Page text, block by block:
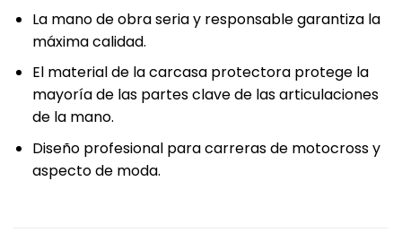
La mano de obra seria y responsable garantiza la
máxima calidad.
El material de la carcasa protectora protege la
mayoría de las partes clave de las articulaciones
de la mano.
Diseño profesional para carreras de motocross y
aspecto de moda.